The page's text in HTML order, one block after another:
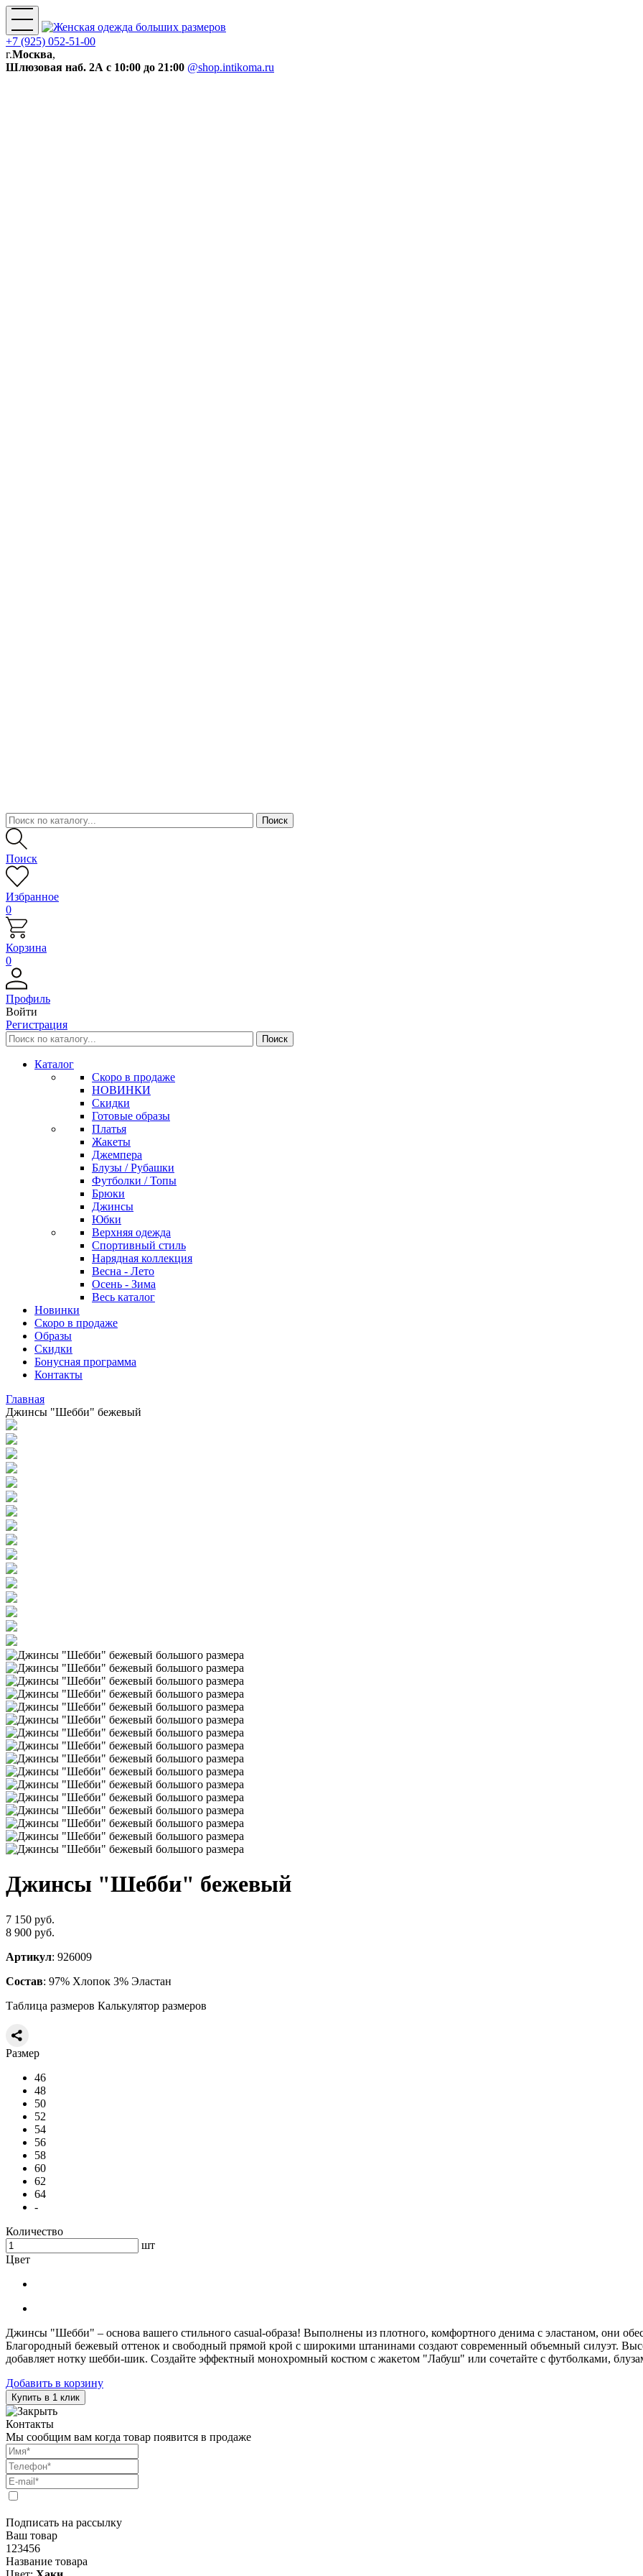
+7 (925) 052-51-00
г.Москва,
Шлюзовая наб. 2А с 10:00 до 21:00 @shop.intikoma.ru
Поиск
Избранное
0
Корзина
0
Профиль
Войти
Регистрация
Каталог
Скоро в продаже
НОВИНКИ
Скидки
Готовые образы
Платья
Жакеты
Джемпера
Блузы / Рубашки
Футболки / Топы
Брюки
Джинсы
Юбки
Верхняя одежда
Спортивный стиль
Нарядная коллекция
Весна - Лето
Осень - Зима
Весь каталог
Новинки
Скоро в продаже
Образы
Скидки
Бонусная программа
Контакты
Главная
Джинсы "Шебби" бежевый
Джинсы "Шебби" бежевый
7 150 руб.
8 900 руб.
Артикул: 926009
Состав: 97% Хлопок 3% Эластан
Таблица размеров Калькулятор размеров
Размер
46
48
50
52
54
56
58
60
62
64
-
Количество
шт
Цвет
Джинсы "Шебби" – основа вашего стильного casual-образа! Выполнены из плотного, комфортного денима с эластаном, они
Благородный бежевый оттенок и свободный прямой крой с широкими штанинами создают современный объемный силуэт.
добавляет нотку шебби-шик. Создайте эффектный монохромный костюм с жакетом "Лабуш" или сочетайте с футболками,
Добавить в корзину
Купить в 1 клик
Контакты
Мы сообщим вам когда товар появится в продаже
Подписать на рассылку
Ваш товар
123456
Название товара